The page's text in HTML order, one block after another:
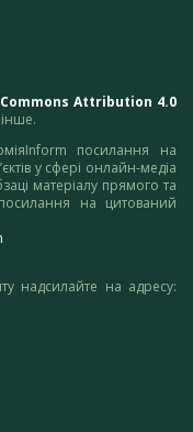
Attribution 4.0
посилання на
у сфері онлайн-медіа
матеріалу прямого та
на цитований
надсилайте на адресу: